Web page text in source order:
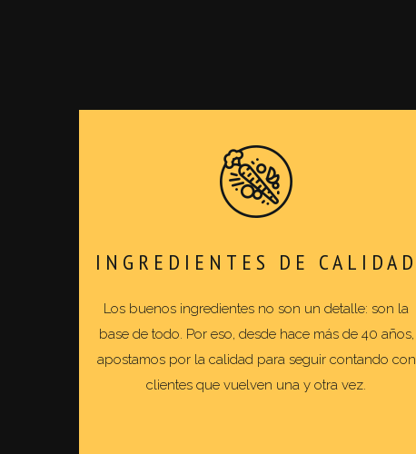
INGREDIENTES DE CALIDAD
Los buenos ingredientes no son un detalle: son la
base de todo. Por eso, desde hace más de 40 años,
apostamos por la calidad para seguir contando con
clientes que vuelven una y otra vez.